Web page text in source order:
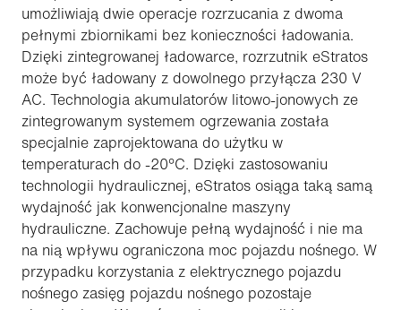
umożliwiają dwie operacje rozrzucania z dwoma
pełnymi zbiornikami bez konieczności ładowania.
Dzięki zintegrowanej ładowarce, rozrzutnik eStratos
może być ładowany z dowolnego przyłącza 230 V
AC. Technologia akumulatorów litowo-jonowych ze
zintegrowanym systemem ogrzewania została
specjalnie zaprojektowana do użytku w
temperaturach do -20°C. Dzięki zastosowaniu
technologii hydraulicznej, eStratos osiąga taką samą
wydajność jak konwencjonalne maszyny
hydrauliczne. Zachowuje pełną wydajność i nie ma
na nią wpływu ograniczona moc pojazdu nośnego. W
przypadku korzystania z elektrycznego pojazdu
nośnego zasięg pojazdu nośnego pozostaje